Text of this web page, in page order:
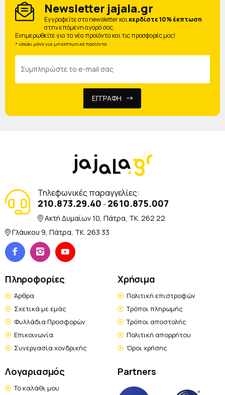
Newsletter jajala.gr
Eγγραφείτε στο newsletter καικερδίστε 10% έκπτωση
στην επόμενη αγορά σας.
Ενημερωθείτε για τα νέα προϊόντα και τις προσφορές μας!
* ισχύει μόνο για μη εκπτωτικά προϊόντα
ΕΓΓΡΑΦΗ
Τηλεφωνικές παραγγελίες:
210.873.29.40 - 2610.875.007
Ακτή Δυμαίων 10, Πάτρα, TK. 262 22
Γλάυκου 9, Πάτρα, TK. 263 33
Πληροφορίες
Άρθρα
Σχετικά με εμάς
Φυλλάδια Προσφορών
Επικοινωνία
Συνεργασία χονδρικής
Χρήσιμα
Πολιτική επιστροφών
Τρόποι πληρωμής
Τρόποι αποστολής
Πολιτική απορρήτου
Όροι χρήσης
Λογαριασμός
Το καλάθι μου
Partners